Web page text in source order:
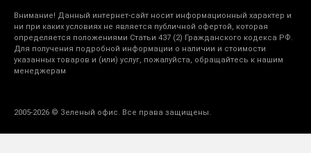
Внимание! Данный интернет-сайт носит информационный характер и
ни при каких условиях не является публичной офертой, которая
определяется положениями Статьи 437 (2) Гражданского кодекса РФ.
Для получения подробной информации о наличии и стоимости
указанных товаров и (или) услуг, пожалуйста, обращайтесь к нашим
менеджерам
2005-2026 © Зеленый офис. Все права защищены.